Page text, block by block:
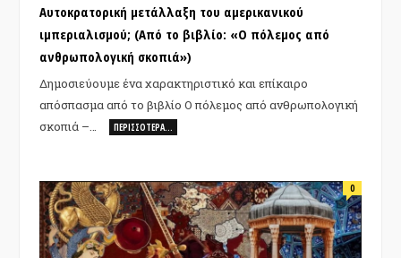
Aυτοκρατορική μετάλλαξη του αμερικανικού
ιμπεριαλισμού; (Από το βιβλίο: «Ο πόλεμος από
ανθρωπολογική σκοπιά»)
Δημοσιεύουμε ένα χαρακτηριστικό και επίκαιρο
απόσπασμα από το βιβλίο Ο πόλεμος από ανθρωπολογική
σκοπιά –…
ΠΕΡΙΣΣΌΤΕΡΑ…
0